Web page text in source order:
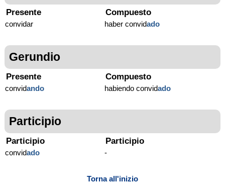
Presente
convidar
Compuesto
haber convidado
Gerundio
Presente
convidando
Compuesto
habiendo convidado
Participio
Participio
convidado
Participio
-
Torna all'inizio